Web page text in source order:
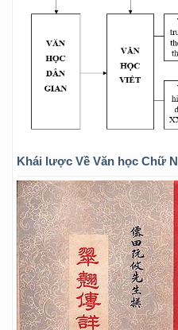
Khái lược Về Văn học Chữ